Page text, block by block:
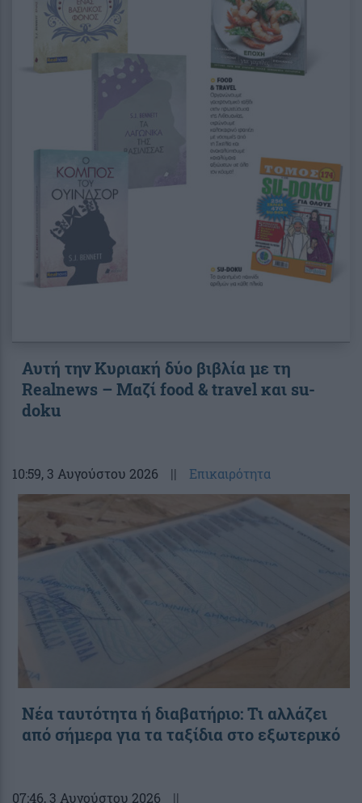
Αυτή την Κυριακή δύο βιβλία με τη
Realnews – Μαζί food & travel και su-
doku
10:59, 3 Αυγούστου 2026 || Επικαιρότητα
Νέα ταυτότητα ή διαβατήριο: Τι αλλάζει
από σήμερα για τα ταξίδια στο εξωτερικό
07:46, 3 Αυγούστου 2026 ||